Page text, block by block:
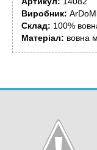
Виробник:
Склад: 100%
Матеріал: вовна